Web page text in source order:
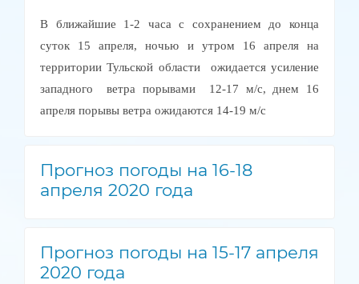
В ближайшие 1-2 часа с сохранением до конца
суток 15 апреля, ночью и утром 16 апреля на
территории Тульской области ожидается усиление
западного ветра порывами 12-17 м/с, днем 16
апреля порывы ветра ожидаются 14-19 м/с
Прогноз погоды на 16-18
апреля 2020 года
Прогноз погоды на 15-17 апреля
2020 года